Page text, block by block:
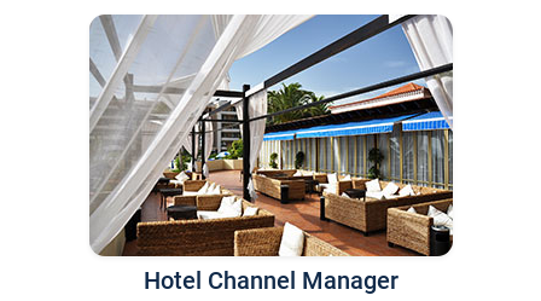
Hotel Channel Manager